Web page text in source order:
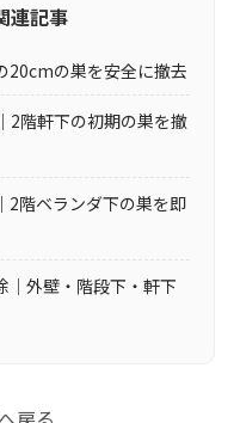
連記事
20cmの巣を安全に撤去
2階軒下の初期の巣を撤
2階ベランダ下の巣を即
｜外壁・階段下・軒下